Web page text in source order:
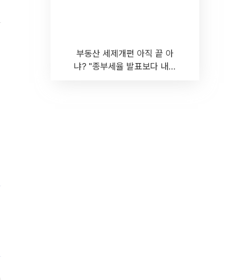
부동산 세제개편 아직 끝 아
냐? "종부세율 발표보다 내릴